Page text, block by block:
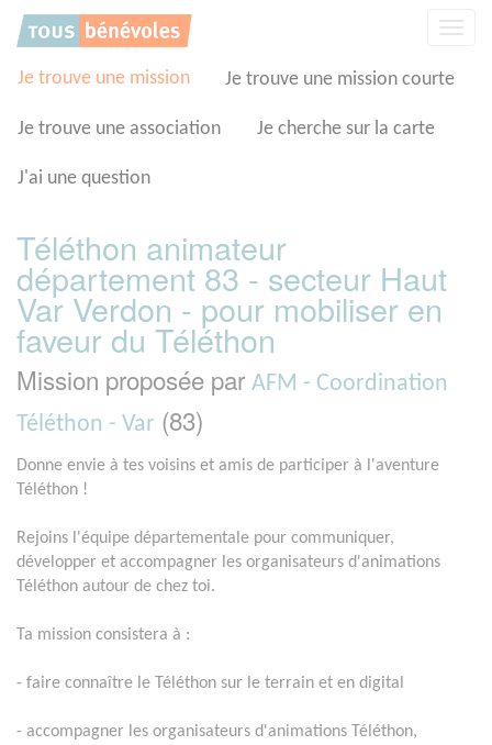
Je trouve une mission Je trouve une mission courte
Je trouve une association Je cherche sur la carte
J'ai une question
Téléthon animateur
département 83 - secteur Haut
Var Verdon - pour mobiliser en
faveur du Téléthon
Mission proposée par AFM - Coordination
Téléthon - Var (83)
Donne envie à tes voisins et amis de participer à l'aventure
Téléthon !
Rejoins l'équipe départementale pour communiquer,
développer et accompagner les organisateurs d'animations
Téléthon autour de chez toi.
Ta mission consistera à :
- faire connaître le Téléthon sur le terrain et en digital
- accompagner les organisateurs d'animations Téléthon,
Panneau de gestion des cookies